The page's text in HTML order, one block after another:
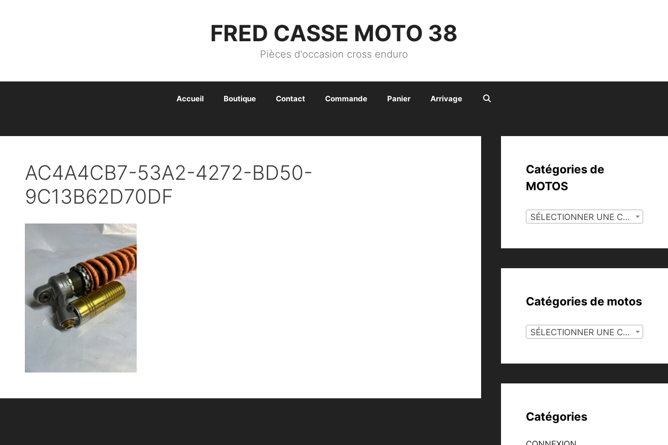
FRED CASSE MOTO 38
Pièces d'occasion cross enduro
Accueil Boutique Contact Commande Panier Arrivage
AC4A4CB7-53A2-4272-BD50-
9C13B62D70DF
Catégories de
MOTOS
SÉLECTIONNER UNE CATÉGORIE
Catégories de motos
SÉLECTIONNER UNE CATÉGORIE
Catégories